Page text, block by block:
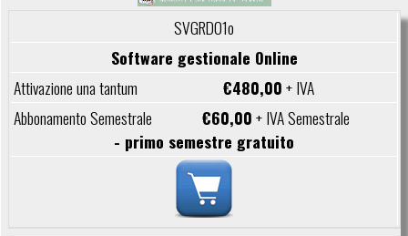
SVGRD01o
Software gestionale Online
€480,00+ IVA
€60,00+ IVA Semestrale
- primo semestre gratuito